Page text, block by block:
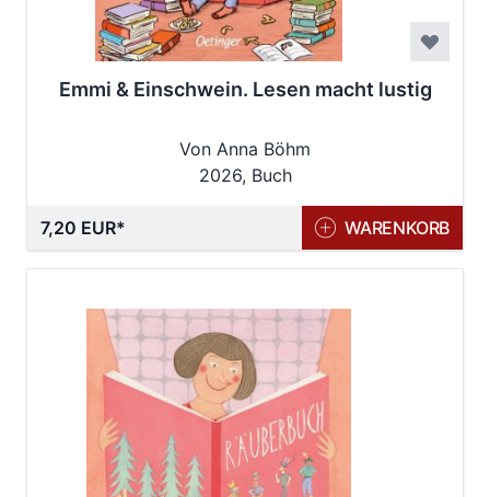
Emmi & Einschwein. Lesen macht lustig
Von Anna Böhm
2026, Buch
7,20 EUR WARENKORB